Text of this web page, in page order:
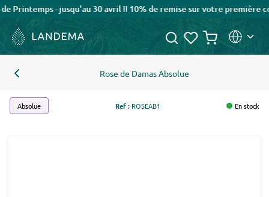
- jusqu'au 30 avril !! 10% de remise sur votre première
Rose de Damas Absolue
Absolue Ref :ROSEAB1 En stock